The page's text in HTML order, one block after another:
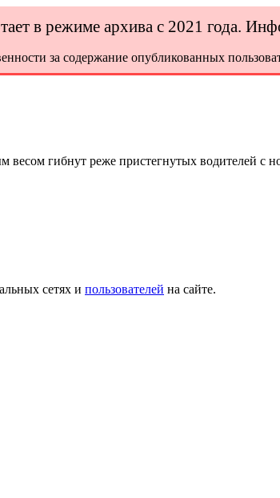
в режиме архива с 2021 года.
за содержание опубликованных
гибнут реже пристегнутых водителей с
сетях и пользователей на сайте.